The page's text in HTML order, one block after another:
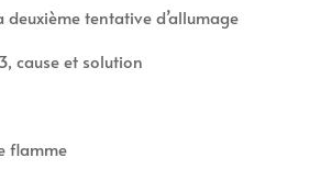
deuxième tentative d’allumage
cause et solution
flamme